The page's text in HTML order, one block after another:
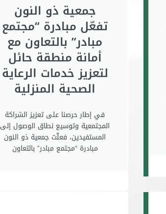
جمعية ذو النون
تفعّل مبادرة “مجتمع
مبادر” بالتعاون مع
أمانة منطقة حائل
لتعزيز خدمات الرعاية
الصحية المنزلية
في إطار حرصنا على تعزيز الشراكة
المجتمعية وتوسيع نطاق الوصول إلى
المستفيدين، فعلّت جمعية ذو النون
مبادرة “مجتمع مبادر” بالتعاون